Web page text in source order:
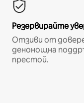
Резервирайте
Отзиви от
денонощна
престой.